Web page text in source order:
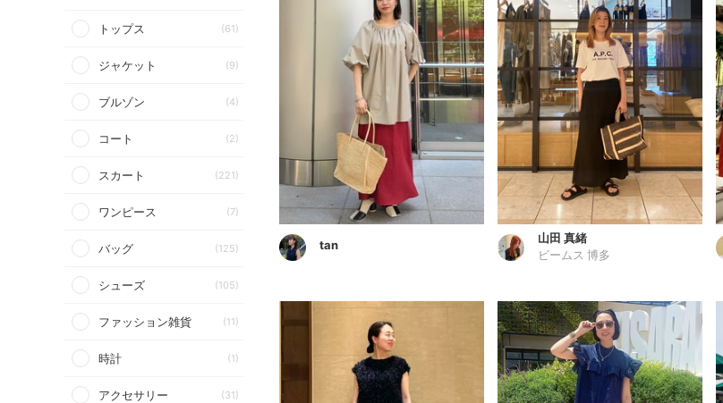
トップス (61)
ジャケット (9)
ブルゾン (4)
コート (2)
スカート (221)
ワンピース (7)
バッグ (125)
シューズ (105)
ファッション雑貨 (11)
時計 (1)
アクセサリー (31)
tan 山田 真緒
ビームス 博多